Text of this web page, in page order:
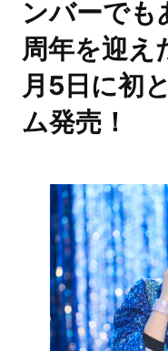
ンバーでも
周年を迎え
月5日に初
ム発売！